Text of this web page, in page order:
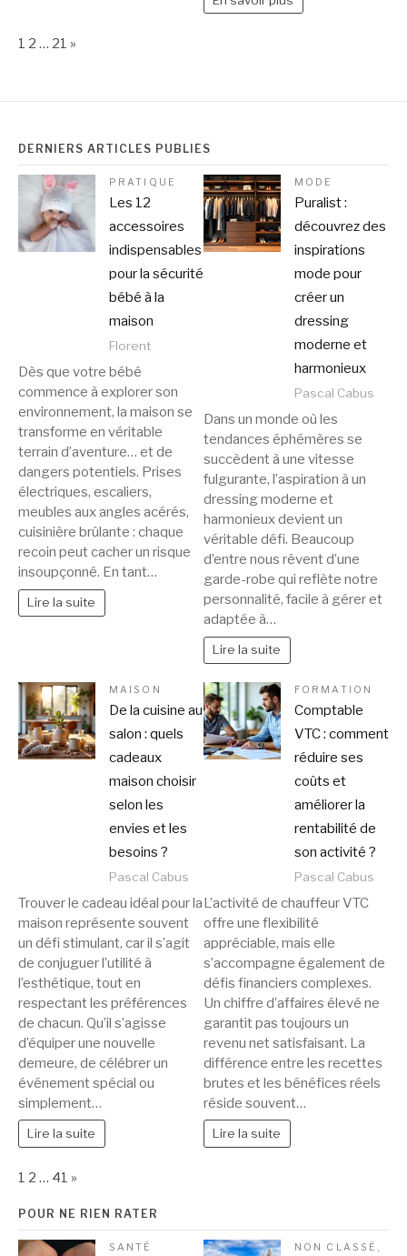
Page:
1 2 … 21 Next
»
DERNIERS ARTICLES PUBLIÉS
PRATIQUE
Les 12
accessoires
indispensables
pour la sécurité
bébé à la
maison
Florent
Dès que votre bébé
commence à explorer son
environnement, la maison se
transforme en véritable
terrain d’aventure… et de
dangers potentiels. Prises
électriques, escaliers,
meubles aux angles acérés,
cuisinière brûlante : chaque
recoin peut cacher un risque
insoupçonné. En tant…
Lire la suite
MODE
Puralist :
découvrez des
inspirations
mode pour
créer un
dressing
moderne et
harmonieux
Pascal Cabus
Dans un monde où les
tendances éphémères se
succèdent à une vitesse
fulgurante, l’aspiration à un
dressing moderne et
harmonieux devient un
véritable défi. Beaucoup
d’entre nous rêvent d’une
garde-robe qui reflète notre
personnalité, facile à gérer et
adaptée à…
Lire la suite
MAISON
De la cuisine au
salon : quels
cadeaux
maison choisir
selon les
envies et les
besoins ?
Pascal Cabus
Trouver le cadeau idéal pour la
maison représente souvent
un défi stimulant, car il s’agit
de conjuguer l’utilité à
l’esthétique, tout en
respectant les préférences
de chacun. Qu’il s’agisse
d’équiper une nouvelle
demeure, de célébrer un
événement spécial ou
simplement…
Lire la suite
FORMATION
Comptable
VTC : comment
réduire ses
coûts et
améliorer la
rentabilité de
son activité ?
Pascal Cabus
L’activité de chauffeur VTC
offre une flexibilité
appréciable, mais elle
s’accompagne également de
défis financiers complexes.
Un chiffre d’affaires élevé ne
garantit pas toujours un
revenu net satisfaisant. La
différence entre les recettes
brutes et les bénéfices réels
réside souvent…
Lire la suite
Page:
1 2 … 41 Next
»
POUR NE RIEN RATER
SANTÉ NON CLASSÉ